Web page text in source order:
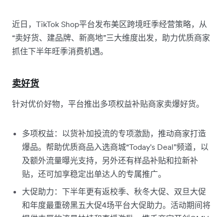
近日，TikTok Shop平台发布美区跨境旺季经营策略，从
“卖好货、建品牌、新高地”三大维度出发，助力优质商家
抓住下半年旺季消费机遇。
卖好货
针对优价好物，平台推出多项权益补贴商家卖爆好货。
多项权益：以货补加投流的专项激励，推动商家打造
爆品。帮助优质商品入选商城“Today's Deal”频道，以
及额外流量曝光支持，另外还有样品补贴和拉新补
贴，还可加享稳定出单达人的专属推广。
大促助力：下半年更有返校季、秋冬大促、双旦大促
和年度最重磅黑五大促4场平台大促助力。活动期间将